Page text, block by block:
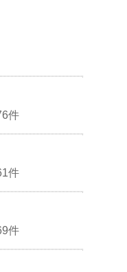
件
件
件